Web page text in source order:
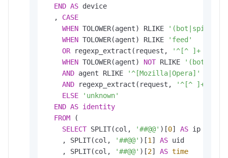
END AS device
  ,
CASE
WHEN TOLOWER(agent) RLIKE
WHEN TOLOWER(agent) RLIKE
'feed'
OR regexp_extract(request,
'^[^ ]+ (.*)
WHEN TOLOWER(agent) NOT RLIKE
AND agent RLIKE
'^[Mozilla|Opera]'
AND regexp_extract(request,
'^[^ ]+ (.*)
ELSE
'unknown'
END AS identity
FROM (
SELECT SPLIT(col, '##@@' )[0] AS ip
    , SPLIT(col,
'##@@' )[1 ] AS uid
    , SPLIT(col,
'##@@' )[2] AS time